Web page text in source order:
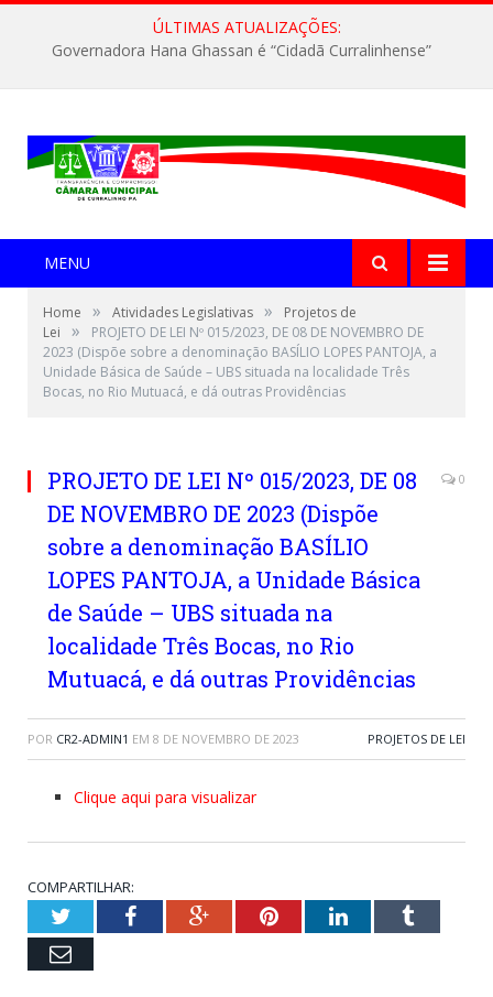
ÚLTIMAS ATUALIZAÇÕES:
Governadora Hana Ghassan é “Cidadã Curralinhense”
MENU
Home » Atividades Legislativas »
Projetos de
Lei
»
PROJETO DE LEI Nº 015/2023, DE 08 DE NOVEMBRO DE
2023 (Dispõe sobre a denominação BASÍLIO LOPES PANTOJA, a
Unidade Básica de Saúde – UBS situada na localidade Três
Bocas, no Rio Mutuacá, e dá outras Providências
PROJETO DE LEI Nº 015/2023, DE 08
DE NOVEMBRO DE 2023 (Dispõe
sobre a denominação BASÍLIO
LOPES PANTOJA, a Unidade Básica
de Saúde – UBS situada na
localidade Três Bocas, no Rio
Mutuacá, e dá outras Providências
0
POR CR2-ADMIN1 EM 8 DE NOVEMBRO DE 2023 PROJETOS DE LEI
Clique aqui para visualizar
COMPARTILHAR:
TwitterFacebookGoogle+PinterestLinkedInTumblr
Email